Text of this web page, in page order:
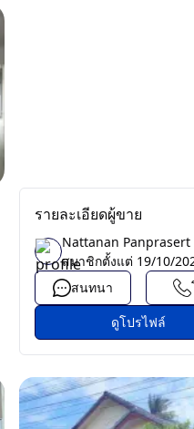
รายละเอียดผู้ขาย
Nattanan Panprasert
สมาชิกตั้งแต่ 19/10/
สนทนา
ดูโปรไฟล์